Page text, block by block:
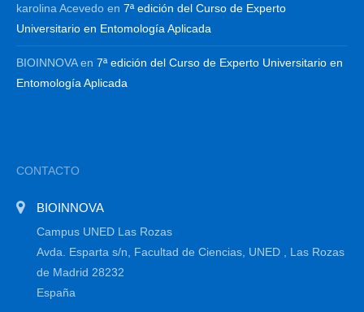
karolina Acevedo en 7ª edición del Curso de Experto
Universitario en Entomología Aplicada
BIOINNOVAen 7ª edición del Curso de Experto Universitario en
Entomología Aplicada
CONTACTO
BIOINNOVA
Campus UNED Las Rozas
Avda. Esparta s/n, Facultad de Ciencias, UNED , Las Rozas
de Madrid 28232
España